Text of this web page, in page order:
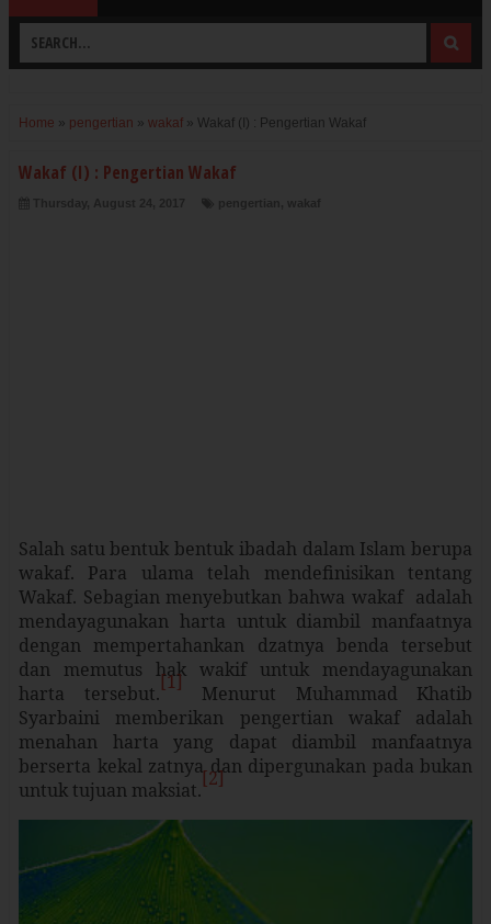
Home » pengertian » wakaf » Wakaf (I) : Pengertian Wakaf
Wakaf (I) : Pengertian Wakaf
Salah satu bentuk bentuk ibadah dalam Islam berupa
wakaf. Para ulama telah mendefinisikan tentang
Wakaf. Sebagian menyebutkan bahwa wakaf adalah
mendayagunakan harta untuk diambil manfaatnya
dengan mempertahankan dzatnya benda tersebut
dan memutus hak wakif untuk mendayagunakan
harta tersebut.[1]
Menurut Muhammad Khatib
Syarbaini memberikan pengertian wakaf adalah
menahan harta yang dapat diambil manfaatnya
berserta kekal zatnya dan dipergunakan pada bukan
untuk tujuan maksiat.[2]